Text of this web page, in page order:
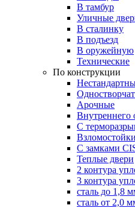
В тамбур
Уличные
В сталинку
В подъезд
В оружейную
Технические
По конструкции
Арочные
Внутреннего
С
С замками
Теплые двери
2 контура
3 контура
сталь до 1,8
сталь от 2,0